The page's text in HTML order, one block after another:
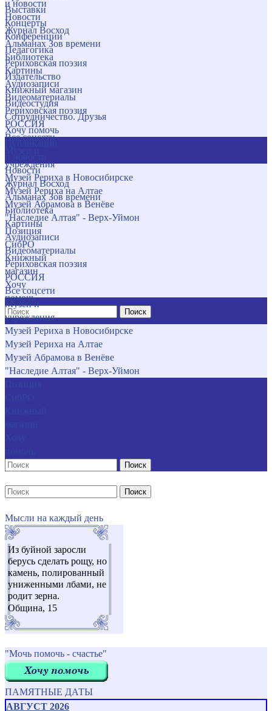
и новости
Новости
Журнал Восход
Альманах Зов времени
Библиотека
Картины
Аудиозаписи
Видеоматериалы
Рериховская поэзия
РОССИЯ
Все соцсети
учреждения
Музей Рериха в Новосибирске
Музей Рериха на Алтае
Музей Абрамова в Венёве
"Наследие Алтая" - Верх-Уймон
Позиция
СибРО
Книжный
магазин
Хочу
помочь
Поиск
Выставки
Концерты
Конференции
Педагогика
Рериховская поэзия
Издательство
Книжный магазин
Видеостудия
Сотрудничество. Друзья
Хочу помочь
Новости
Журнал Восход
Альманах Зов времени
Библиотека
Картины
Аудиозаписи
Видеоматериалы
Рериховская поэзия
РОССИЯ
Все соцсети
Музеи и
учреждения
Музей Рериха в Новосибирске
Музей Рериха на Алтае
Музей Абрамова в Венёве
"Наследие Алтая" - Верх-Уймон
Поиск
Поиск
Мысли на каждый день
Из буйной заросли
берусь сделать рощу, но
камень, полированный
униженными лбами, не
родит зерна.
Община, 15
"Мочь помочь - счастье"
ПАМЯТНЫЕ ДАТЫ
АВГУСТ 2026